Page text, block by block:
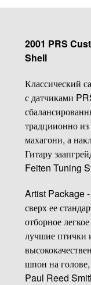
2001 PRS
Shell
Классический
с датчиками
традциионно
махагони, а
Гитару
Feiten Tuning
Artist Package -
сверх ее
отборное
лучшие птички
шпон на
Paul Reed